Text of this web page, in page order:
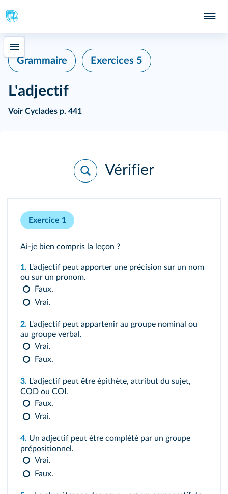
Grammaire Exercices 5
L'adjectif
Voir Cyclades p. 441
Vérifier
Exercice 1
Ai-je bien compris la leçon ?
1. L'adjectif peut apporter une précision sur un nom
ou sur un pronom.
Faux.
Vrai.
2. L'adjectif peut appartenir au groupe nominal ou
au groupe verbal.
Vrai.
Faux.
3. L'adjectif peut être épithète, attribut du sujet,
COD ou COI.
Faux.
Vrai.
4. Un adjectif peut être complété par un groupe
prépositionnel.
Vrai.
Faux.